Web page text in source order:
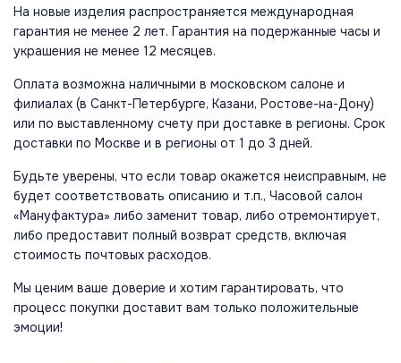
На новые изделия распространяется международная
гарантия не менее 2 лет. Гарантия на подержанные часы и
украшения не менее 12 месяцев.
Оплата возможна наличными в московском салоне и
филиалах (в Санкт-Петербурге, Казани, Ростове-на-Дону)
или по выставленному счету при доставке в регионы. Срок
доставки по Москве и в регионы от 1 до 3 дней.
Будьте уверены, что если товар окажется неисправным, не
будет соответствовать описанию и т.п., Часовой салон
«Мануфактура» либо заменит товар, либо отремонтирует,
либо предоставит полный возврат средств, включая
стоимость почтовых расходов.
Мы ценим ваше доверие и хотим гарантировать, что
процесс покупки доставит вам только положительные
эмоции!